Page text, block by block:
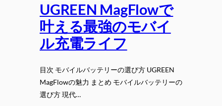
UGREEN MagFlowで
叶える最強のモバイ
ル充電ライフ
目次 モバイルバッテリーの選び方 UGREEN
MagFlowの魅力 まとめ モバイルバッテリーの
選び方 現代…